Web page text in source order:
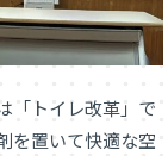
「トイレ改革」で
を置いて快適な空